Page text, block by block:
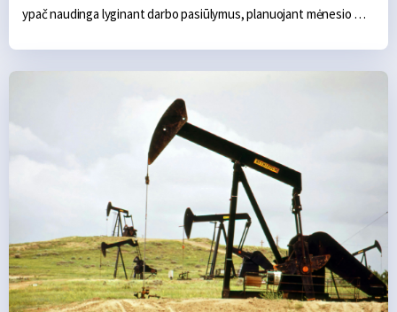
ypač naudinga lyginant darbo pasiūlymus, planuojant mėnesio